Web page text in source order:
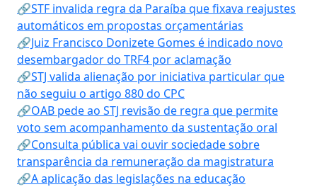
🔗STF invalida regra da Paraíba que fixava reajustes
automáticos em propostas orçamentárias
🔗Juiz Francisco Donizete Gomes é indicado novo
desembargador do TRF4 por aclamação
🔗STJ valida alienação por iniciativa particular que
não seguiu o artigo 880 do CPC
🔗OAB pede ao STJ revisão de regra que permite
voto sem acompanhamento da sustentação oral
🔗Consulta pública vai ouvir sociedade sobre
transparência da remuneração da magistratura
🔗A aplicação das legislações na educação